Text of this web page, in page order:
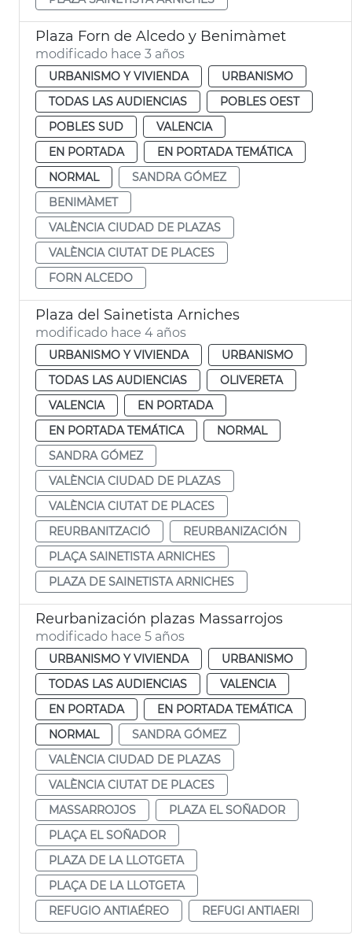
Plaza Forn de Alcedo y Benimàmet
modificado hace 3 años
URBANISMO Y VIVIENDA
URBANISMO
TODAS LAS AUDIENCIAS
POBLES OEST
POBLES SUD
VALENCIA
EN PORTADA
EN PORTADA TEMÁTICA
NORMAL
SANDRA GÓMEZ
BENIMÀMET
VALÈNCIA CIUDAD DE PLAZAS
VALÈNCIA CIUTAT DE PLACES
FORN ALCEDO
Plaza del Sainetista Arniches
modificado hace 4 años
URBANISMO Y VIVIENDA
URBANISMO
TODAS LAS AUDIENCIAS
OLIVERETA
VALENCIA
EN PORTADA
EN PORTADA TEMÁTICA
NORMAL
SANDRA GÓMEZ
VALÈNCIA CIUDAD DE PLAZAS
VALÈNCIA CIUTAT DE PLACES
REURBANITZACIÓ
REURBANIZACIÓN
PLAÇA SAINETISTA ARNICHES
PLAZA DE SAINETISTA ARNICHES
Reurbanización plazas Massarrojos
modificado hace 5 años
URBANISMO Y VIVIENDA
URBANISMO
TODAS LAS AUDIENCIAS
VALENCIA
EN PORTADA
EN PORTADA TEMÁTICA
NORMAL
SANDRA GÓMEZ
VALÈNCIA CIUDAD DE PLAZAS
VALÈNCIA CIUTAT DE PLACES
MASSARROJOS
PLAZA EL SOÑADOR
PLAÇA EL SOÑADOR
PLAZA DE LA LLOTGETA
PLAÇA DE LA LLOTGETA
REFUGIO ANTIAÉREO
REFUGI ANTIAERI